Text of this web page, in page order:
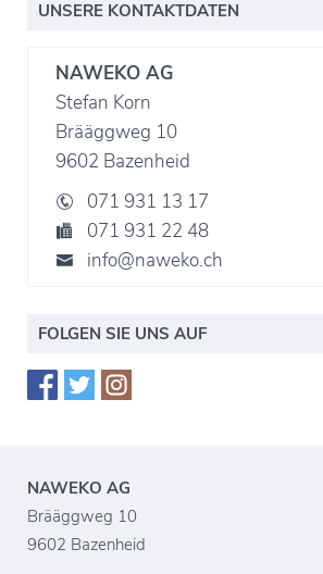
UNSERE KONTAKTDATEN
NAWEKO AG
Stefan Korn
Brääggweg 10
9602 Bazenheid
071 931 13 17
071 931 22 48
info@naweko.ch
FOLGEN SIE UNS AUF
NAWEKO AG
Brääggweg 10
9602 Bazenheid